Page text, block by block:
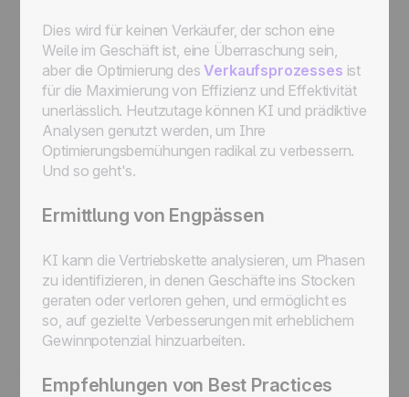
Dies wird für keinen Verkäufer, der schon eine
Weile im Geschäft ist, eine Überraschung sein,
aber die Optimierung desVerkaufsprozesses ist
für die Maximierung von Effizienz und Effektivität
unerlässlich. Heutzutage können KI und prädiktive
Analysen genutzt werden, um Ihre
Optimierungsbemühungen radikal zu verbessern.
Und so geht's.
Ermittlung von Engpässen
KI kann die Vertriebskette analysieren, um Phasen
zu identifizieren, in denen Geschäfte ins Stocken
geraten oder verloren gehen, und ermöglicht es
so, auf gezielte Verbesserungen mit erheblichem
Gewinnpotenzial hinzuarbeiten.
Empfehlungen von Best Practices